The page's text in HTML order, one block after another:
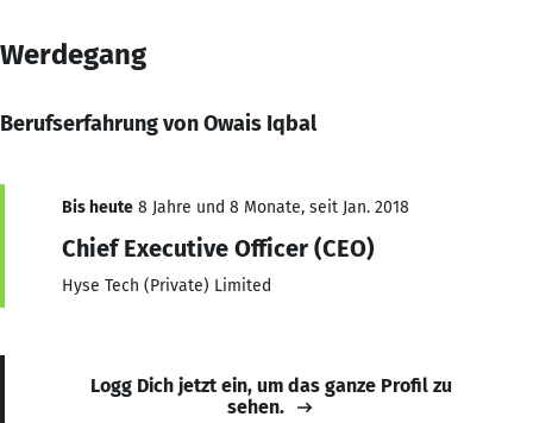
Werdegang
Berufserfahrung von Owais Iqbal
Bis heute 8 Jahre und 8 Monate, seit Jan. 2018
Chief Executive Officer (CEO)
Hyse Tech (Private) Limited
Logg Dich jetzt ein, um das ganze Profil zu
sehen.